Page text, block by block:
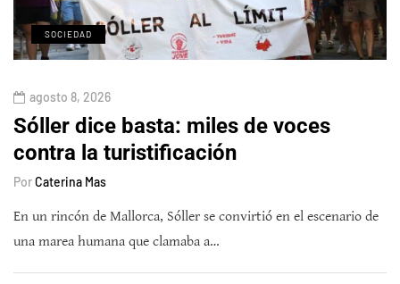
SOCIEDAD
agosto 8, 2026
Sóller dice basta: miles de voces
contra la turistificación
PorCaterina Mas
En un rincón de Mallorca, Sóller se convirtió en el escenario de
una marea humana que clamaba a…